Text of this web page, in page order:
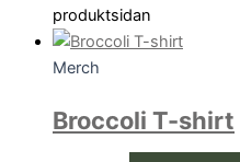
produktsidan
Merch
Broccoli T-shirt